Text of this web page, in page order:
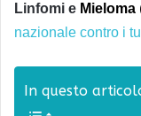
Linfomi e Mieloma
nazionale contro i
In questo